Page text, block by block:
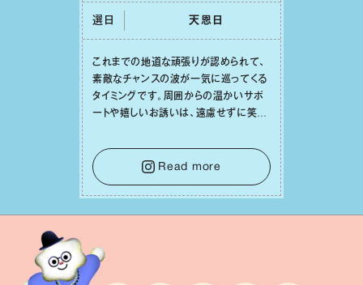
選日 天恩⽇
これまでの地道な頑張りが認められて、
素敵なチャンスの波が⼀気に巡ってくる
タイミングです。周囲からの温かいサポ
ートや嬉しいお誘いは、遠慮せずに笑顔
せになっていくイメージを持って⼀歩を
踏み出して。⼀⼈⼀⼈の良いところが混
ざり合い、ハッピーな未来が形作られて
いきます。
Read more